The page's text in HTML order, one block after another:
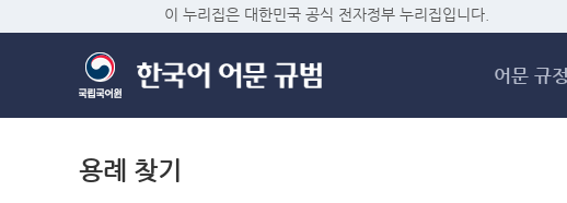
이 누리집은 대한민국 공식 전자정부 누리집입니다.
어문 규정
용례 찾기